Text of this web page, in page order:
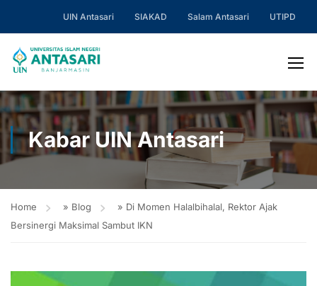
UIN Antasari SIAKAD Salam Antasari UTIPD
Kabar UIN Antasari
Home » Blog » Di Momen Halalbihalal, Rektor Ajak
Bersinergi Maksimal Sambut IKN